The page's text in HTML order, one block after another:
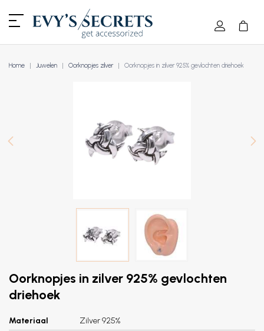
Home Juwelen Oorknopjes zilver Oorknopjes in zilver 925% gevlochten driehoek
Oorknopjes in zilver 925% gevlochten
driehoek
Materiaal
Zilver 925%